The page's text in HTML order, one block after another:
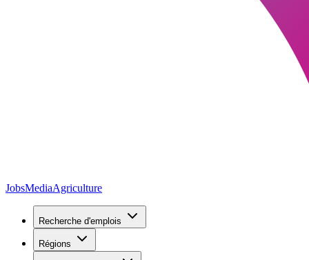
JobsMediaAgriculture
Recherche d'emplois
Régions